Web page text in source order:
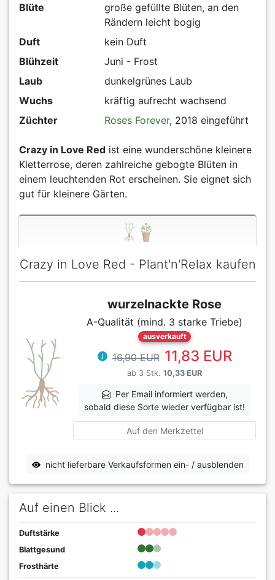
Blüte
große gefüllte Blüten, an den
Rändern leicht bogig
Duft
kein Duft
Blühzeit
Juni - Frost
Laub
dunkelgrünes Laub
Wuchs
kräftig aufrecht wachsend
Züchter
Roses Forever, 2018 eingeführt
Crazy in Love Red ist eine wunderschöne kleinere
Kletterrose, deren zahlreiche gebogte Blüten in
einem leuchtenden Rot erscheinen. Sie eignet sich
gut für kleinere Gärten.
Crazy in Love Red - Plant'n'Relax kaufen
wurzelnackte Rose
A-Qualität (mind. 3 starke Triebe)
ausverkauft
16,90 EUR 11,83 EUR
ab 3 Stk. 10,33 EUR
Per Email informiert werden,
sobald diese Sorte wieder verfügbar ist!
Auf den Merkzettel
nicht lieferbare Verkaufsformen ein- / ausblenden
Auf einen Blick ...
Duftstärke
Blattgesund
Frosthärte